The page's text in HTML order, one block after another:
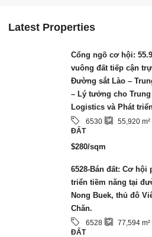
Latest Properties
Cổng ngõ cơ hội:
vuông đất tiếp cận
Đường sắt Lào –
– Lý tưởng cho Trung
Logistics và Phát
6530 55,920 m²
ĐẤT
$280/sqm
6528-Bán đất: Cơ hội
triển tiềm năng tại
Nong Buek, thủ đô
Chăn.
6528 77,594 m²
ĐẤT